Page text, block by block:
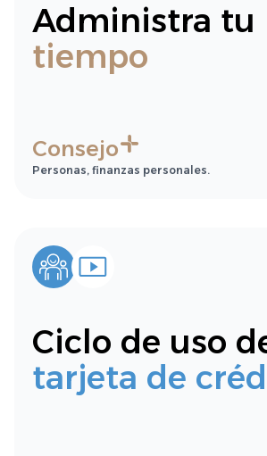
Administra tu
tiempo
Consejo
Personas, finanzas personales.
Ciclo de uso
tarjeta de